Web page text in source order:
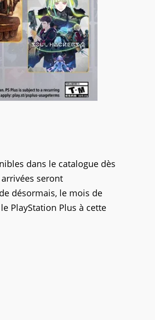
dans le catalogue dès
seront
désormais, le mois de
PlayStation Plus à cette